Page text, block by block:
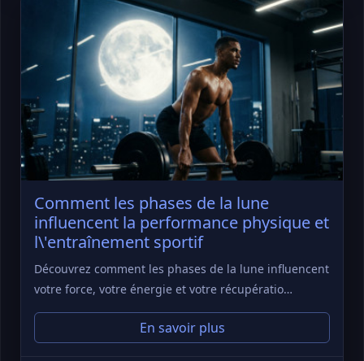
Comment les phases de la lune
influencent la performance physique et
l\'entraînement sportif
Découvrez comment les phases de la lune influencent
votre force, votre énergie et votre récupératio…
En savoir plus